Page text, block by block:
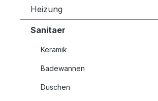
Heizung
Sanitaer
Keramik
Badewannen
Duschen